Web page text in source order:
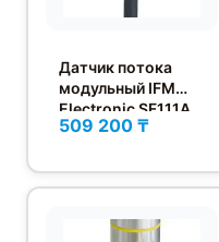
Датчик потока
модульный IFM
Electronic SF111A
509 200 ₸